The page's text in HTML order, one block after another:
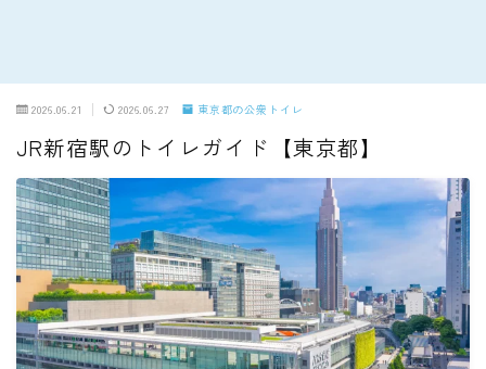
2026.06.21 2026.06.27 東京都の公衆トイレ
JR新宿駅のトイレガイド【東京都】